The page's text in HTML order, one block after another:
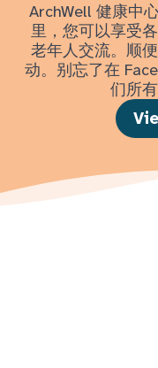
ArchWell 健康中
里，您可以享受
老年人交流。顺
动。别忘了在
们所